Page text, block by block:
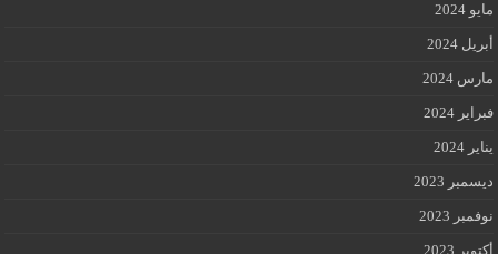
مايو 2024
أبريل 2024
مارس 2024
فبراير 2024
يناير 2024
ديسمبر 2023
نوفمبر 2023
أكتوبر 2023